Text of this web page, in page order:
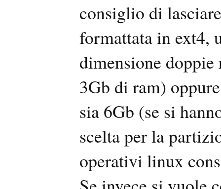
consiglio di
formattata in ext4,
dimensione
3Gb di ram)
sia 6Gb (se si
scelta per la
operativi linux